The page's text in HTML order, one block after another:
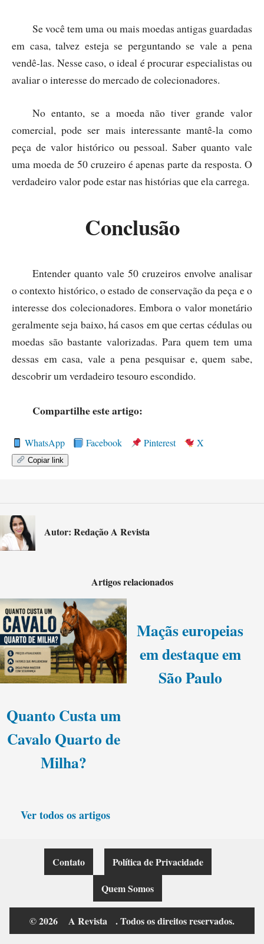
Se você tem uma ou mais moedas antigas guardadas
em casa, talvez esteja se perguntando se vale a pena
vendê-las. Nesse caso, o ideal é procurar especialistas ou
avaliar o interesse do mercado de colecionadores.
No entanto, se a moeda não tiver grande valor
comercial, pode ser mais interessante mantê-la como
peça de valor histórico ou pessoal. Saber quanto vale
uma moeda de 50 cruzeiro é apenas parte da resposta. O
verdadeiro valor pode estar nas histórias que ela carrega.
Conclusão
Entender quanto vale 50 cruzeiros envolve analisar
o contexto histórico, o estado de conservação da peça e o
interesse dos colecionadores. Embora o valor monetário
geralmente seja baixo, há casos em que certas cédulas ou
moedas são bastante valorizadas. Para quem tem uma
dessas em casa, vale a pena pesquisar e, quem sabe,
descobrir um verdadeiro tesouro escondido.
Compartilhe este artigo:
WhatsApp Facebook Pinterest X
Copiar link
Autor: Redação A Revista
Artigos relacionados
Quanto Custa um
Cavalo Quarto de
Milha?
Maçãs europeias
em destaque em
São Paulo
Ver todos os artigos
Contato
Política de Privacidade
Quem Somos
© 2026 A Revista . Todos os direitos reservados.